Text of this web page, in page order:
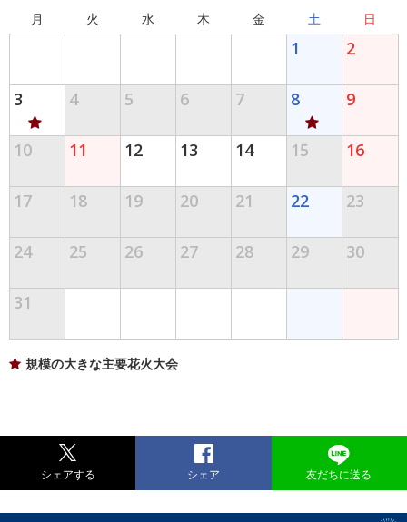
月 火 水 木 金 土 日
1 2
3 4 5 6 7 8 9
10 11 12 13 14 15 16
17 18 19 20 21 22 23
24 25 26 27 28 29 30
31
規模の大きな主要花火大会
シェアする シェア 友だちに送る